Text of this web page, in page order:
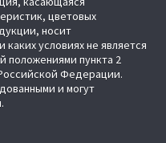
цветовых
носит
условиях не является
положениями пункта 2
Федерации.
и могут